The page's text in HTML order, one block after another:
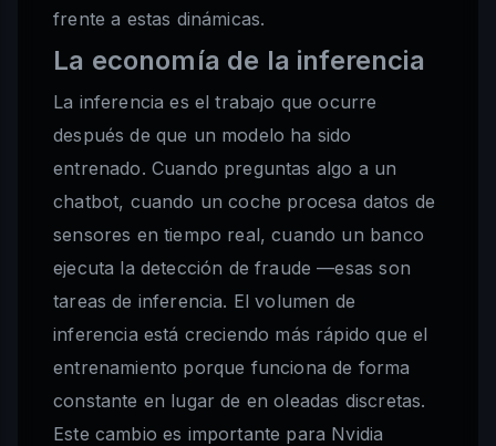
frente a estas dinámicas.
La economía de la inferencia
La inferencia es el trabajo que ocurre
después de que un modelo ha sido
entrenado. Cuando preguntas algo a un
chatbot, cuando un coche procesa datos de
sensores en tiempo real, cuando un banco
ejecuta la detección de fraude —esas son
tareas de inferencia. El volumen de
inferencia está creciendo más rápido que el
entrenamiento porque funciona de forma
constante en lugar de en oleadas discretas.
Este cambio es importante para Nvidia